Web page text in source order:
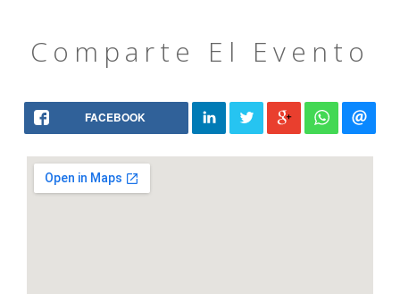
Comparte El Evento
FACEBOOK